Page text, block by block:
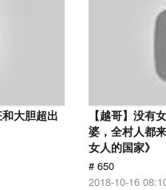
大胆超出
【越哥】没有
婆，全村人都
女人的国家》
# 650
2018-10-16